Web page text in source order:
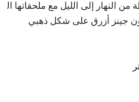
النهار إلى الليل مع ملحقاتها